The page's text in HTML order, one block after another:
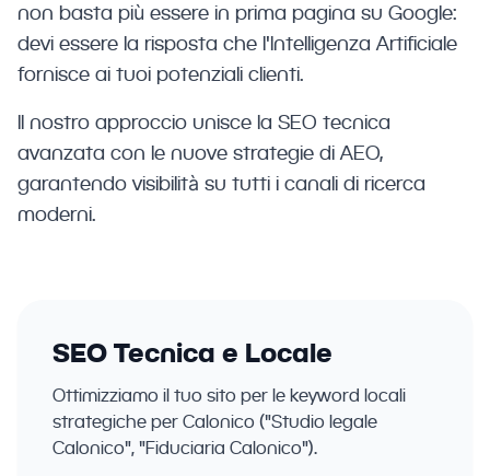
non basta più essere in prima pagina su Google:
devi essere la risposta che l'Intelligenza Artificiale
fornisce ai tuoi potenziali clienti.
Il nostro approccio unisce la SEO tecnica
avanzata con le nuove strategie di AEO,
garantendo visibilità su tutti i canali di ricerca
moderni.
SEO Tecnica e Locale
Ottimizziamo il tuo sito per le keyword locali
strategiche per Calonico ("Studio legale
Calonico", "Fiduciaria Calonico").